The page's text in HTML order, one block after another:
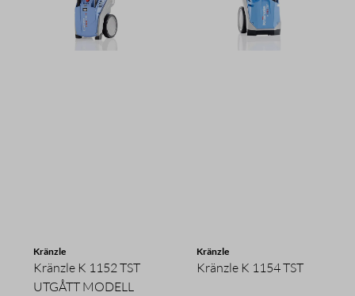
Kränzle
Kränzle K 1152 TST
UTGÅTT MODELL
Kränzle
Kränzle K 1154 TST